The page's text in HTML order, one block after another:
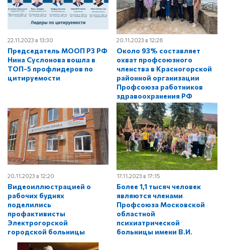
22.11.2023 в 13:30
Председатель МООП РЗ РФ
Нина Суслонова вошла в
ТОП-5 профлидеров по
цитируемости
20.11.2023 в 12:28
Около 93% составляет
охват профсоюзного
членства в Красногорской
районной организации
Профсоюза работников
здравоохранения РФ
20.11.2023 в 12:20
Видеоиллюстрацией о
рабочих буднях
поделились
профактивисты
Электрогорской
городской больницы
17.11.2023 в 17:15
Более 1,1 тысяч человек
являются членами
Профсоюза Московской
областной
психиатрической
больницы имени В.И.